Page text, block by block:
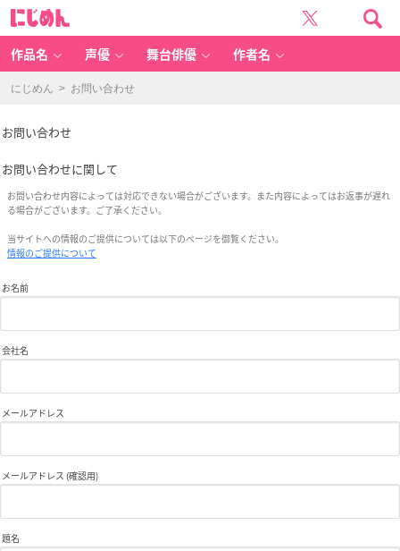
わ
性
情
報
ト
に
め
ん
作品名 声優 舞台俳優 作者名
にじめん > お問い合わせ
お問い合わせ
お問い合わせに関して
お問い合わせ内容によっては対応できない場合がございます。また内容によってはお返事が遅れ
る場合がございます。ご了承ください。
当サイトへの情報のご提供については以下のページを御覧ください。
情報のご提供について
お名前
会社名
メールアドレス
メールアドレス (確認用)
題名